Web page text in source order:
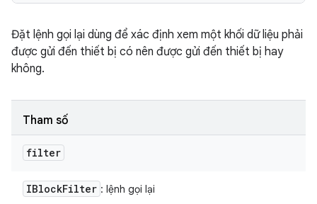
Đặt lệnh gọi lại dùng để xác định xem một khối dữ liệu phải
được gửi đến thiết bị có nên được gửi đến thiết bị hay
không.
Tham số
filter
IBlockFilter : lệnh gọi lại